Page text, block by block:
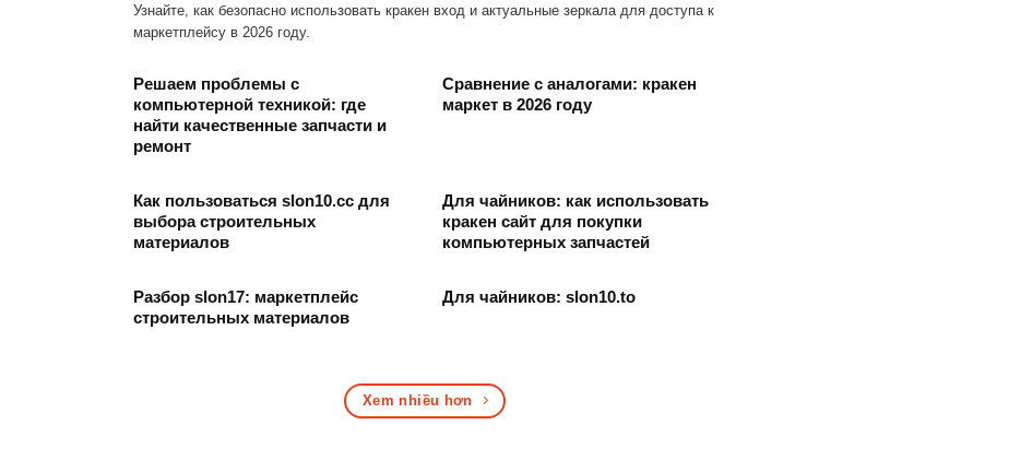
Узнайте, как безопасно использовать кракен вход и актуальные зеркала для доступа к
маркетплейсу в 2026 году.
Решаем проблемы с
компьютерной техникой: где
найти качественные запчасти и
ремонт
Сравнение с аналогами: кракен
маркет в 2026 году
Как пользоваться slon10.cc для
выбора строительных
материалов
Для чайников: как использовать
кракен сайт для покупки
компьютерных запчастей
Разбор slon17: маркетплейс
строительных материалов
Для чайников: slon10.to
Xem nhiều hơn